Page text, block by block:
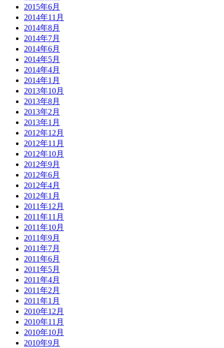
2015年6月
2014年11月
2014年8月
2014年7月
2014年6月
2014年5月
2014年4月
2014年1月
2013年10月
2013年8月
2013年2月
2013年1月
2012年12月
2012年11月
2012年10月
2012年9月
2012年6月
2012年4月
2012年1月
2011年12月
2011年11月
2011年10月
2011年9月
2011年7月
2011年6月
2011年5月
2011年4月
2011年2月
2011年1月
2010年12月
2010年11月
2010年10月
2010年9月